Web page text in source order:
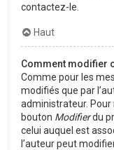
contactez-le.
Haut
Comment modifier
Comme pour les
modifiés que par
administrateur. Pour
bouton Modifierdu
celui auquel est
l’auteur peut